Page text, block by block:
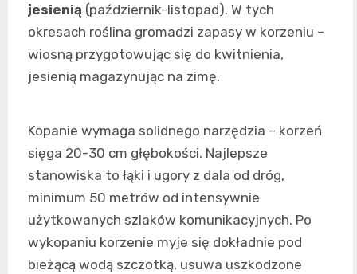
jesienią (październik-listopad). W tych
okresach roślina gromadzi zapasy w korzeniu –
wiosną przygotowując się do kwitnienia,
jesienią magazynując na zimę.
Kopanie wymaga solidnego narzędzia – korzeń
sięga 20-30 cm głębokości. Najlepsze
stanowiska to łąki i ugory z dala od dróg,
minimum 50 metrów od intensywnie
użytkowanych szlaków komunikacyjnych. Po
wykopaniu korzenie myje się dokładnie pod
bieżącą wodą szczotką, usuwa uszkodzone